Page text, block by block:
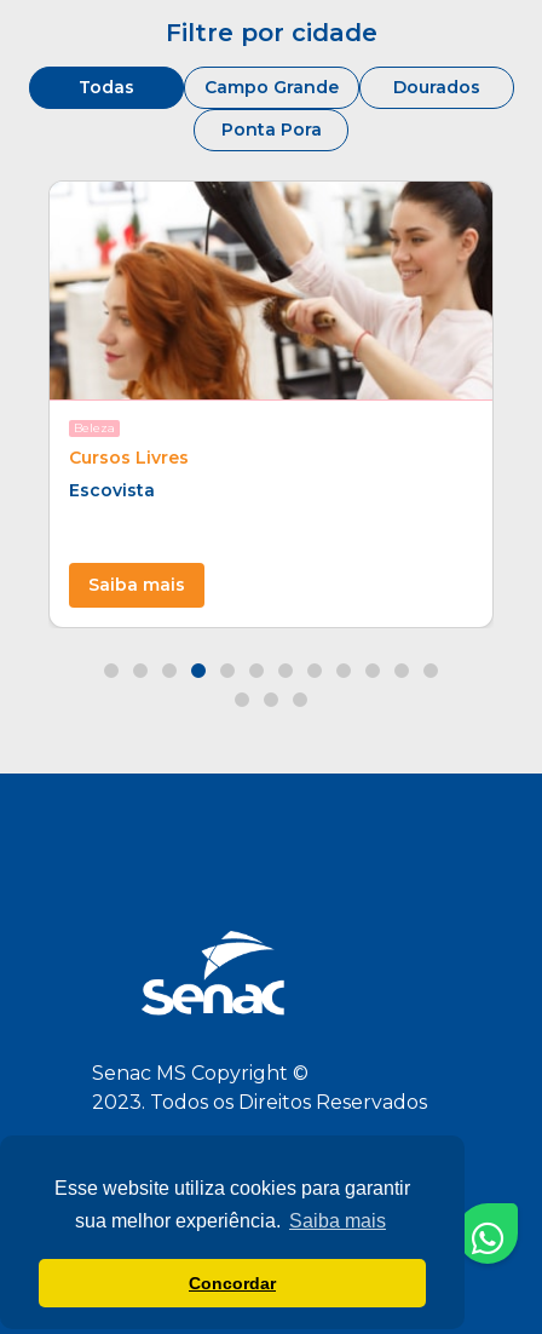
Esse website utiliza cookies para garantir
sua melhor experiência. Saiba mais
Concordar
Filtre por cidade
Todas Campo Grande
Dourados
Ponta Pora
Beleza
Cursos Livres
Escovista
Saiba mais
Senac MS Copyright ©
2023. Todos os Direitos Reservados